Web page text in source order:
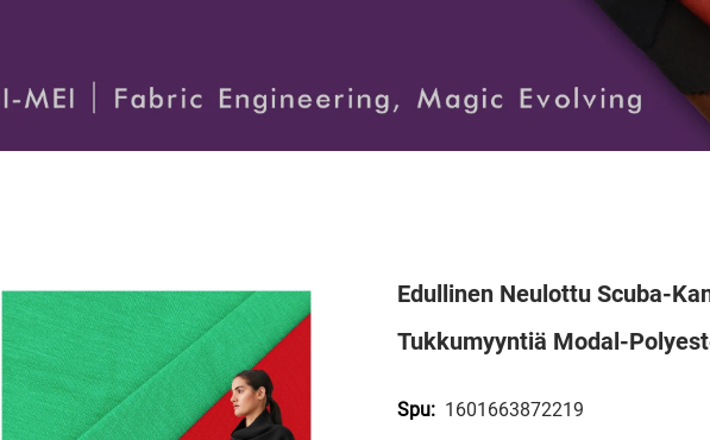
Edullinen Neulottu Scuba-
Tukkumyyntiä Modal-
Spu: 1601663872219